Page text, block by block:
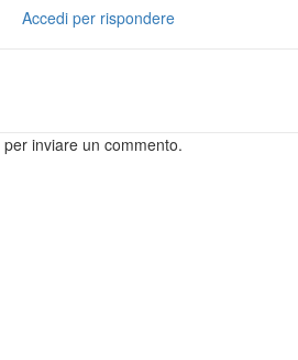
Accedi per rispondere
per inviare un commento.